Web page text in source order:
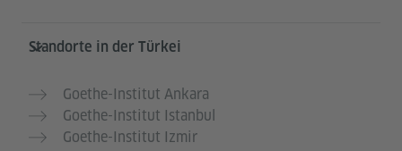
Service- und Informationsbereich
Standorte in der Türkei
Goethe-Institut Ankara
Goethe-Institut Istanbul
Goethe-Institut Izmir